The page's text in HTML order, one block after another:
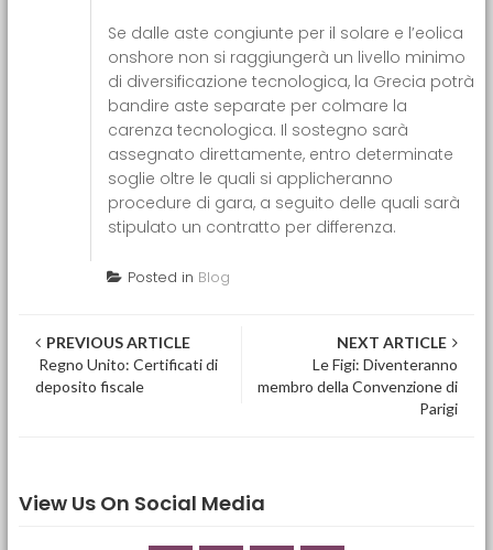
Se dalle aste congiunte per il solare e l’eolica
onshore non si raggiungerà un livello minimo
di diversificazione tecnologica, la Grecia potrà
bandire aste separate per colmare la
carenza tecnologica. Il sostegno sarà
assegnato direttamente, entro determinate
soglie oltre le quali si applicheranno
procedure di gara, a seguito delle quali sarà
stipulato un contratto per differenza.
Posted in Blog
Post navigation
PREVIOUS ARTICLE
Regno Unito: Certificati di
deposito fiscale
NEXT ARTICLE
Le Figi: Diventeranno
membro della Convenzione di
Parigi
View Us On Social Media